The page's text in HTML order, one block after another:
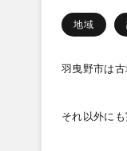
地域
羽曳野市は
それ以外に